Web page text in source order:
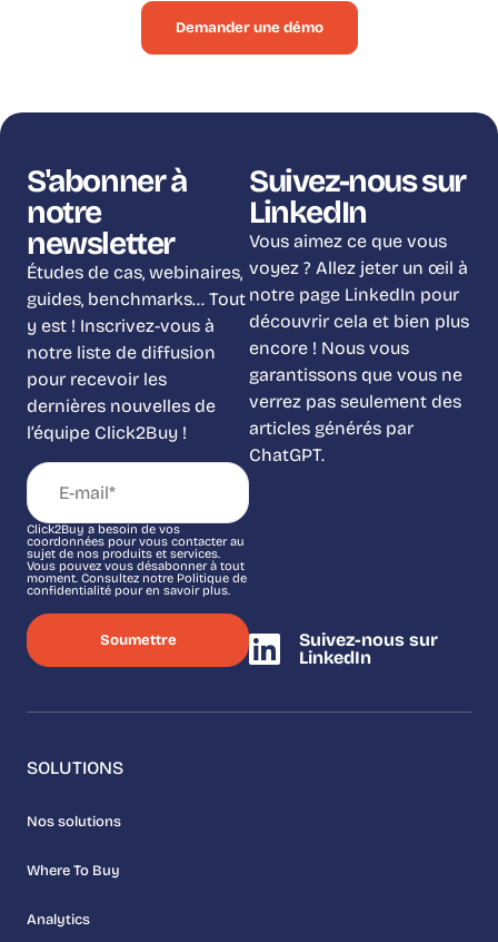
Demander une démo
S'abonner à
notre
newsletter
Études de cas, webinaires,
guides, benchmarks… Tout
y est ! Inscrivez-vous à
notre liste de diffusion
pour recevoir les
dernières nouvelles de
l’équipe Click2Buy !
Click2Buy a besoin de vos
coordonnées pour vous contacter au
sujet de nos produits et services.
Vous pouvez vous désabonner à tout
moment. Consultez notre Politique de
confidentialité pour en savoir plus.
Suivez-nous sur
LinkedIn
Vous aimez ce que vous
voyez ? Allez jeter un œil à
notre page LinkedIn pour
découvrir cela et bien plus
encore ! Nous vous
garantissons que vous ne
verrez pas seulement des
articles générés par
ChatGPT.
Suivez-nous sur
LinkedIn
SOLUTIONS
Nos solutions
Where To Buy
Analytics